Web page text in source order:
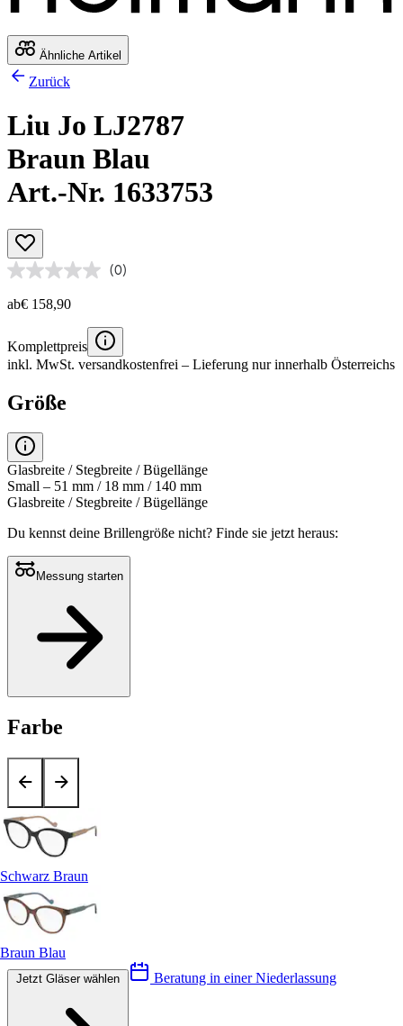
Ähnliche Artikel
Zurück
Liu Jo LJ2787
Braun Blau
Art.-Nr. 1633753
(0)
ab€ 158,90
Komplettpreis
inkl. MwSt. versandkostenfrei – Lieferung nur innerhalb Österreichs
Größe
Glasbreite / Stegbreite / Bügellänge
Small – 51 mm / 18 mm / 140 mm
Glasbreite / Stegbreite / Bügellänge
Du kennst deine Brillengröße nicht? Finde sie jetzt heraus:
Messung starten
Farbe
Schwarz Braun
Braun Blau
Beratung in einer Niederlassung